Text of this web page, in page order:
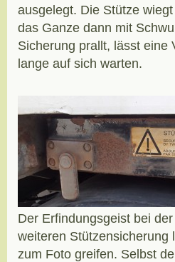
ausgelegt. Die Stütze
das Ganze dann mit
Sicherung prallt, lässt eine
lange auf sich warten.
Der Erfindungsgeist bei
weiteren Stützensicherung
zum Foto greifen. Selbst